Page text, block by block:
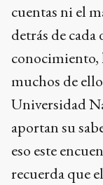
cuentas ni el
detrás de
muchos de
Universidad
aportan su
eso este
recuerda que